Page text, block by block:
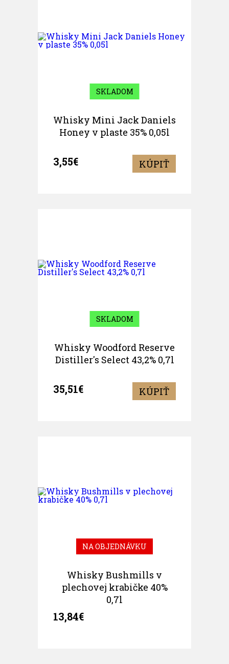
SKLADOM
Whisky Mini Jack Daniels
Honey v plaste 35% 0,05l
3,55€ KÚPIŤ
SKLADOM
Whisky Woodford Reserve
Distiller's Select 43,2% 0,7l
35,51€ KÚPIŤ
NA OBJEDNÁVKU
Whisky Bushmills v
plechovej krabičke 40%
0,7l
13,84€